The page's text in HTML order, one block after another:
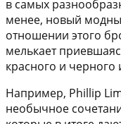
в самых
менее, новый
отношении этого
мелькает
красного и черного
Например, Phillip
необычное